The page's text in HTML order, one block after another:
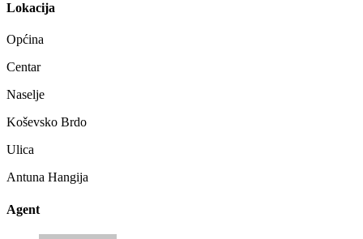
Lokacija
Općina
Centar
Naselje
Koševsko Brdo
Ulica
Antuna Hangija
Agent